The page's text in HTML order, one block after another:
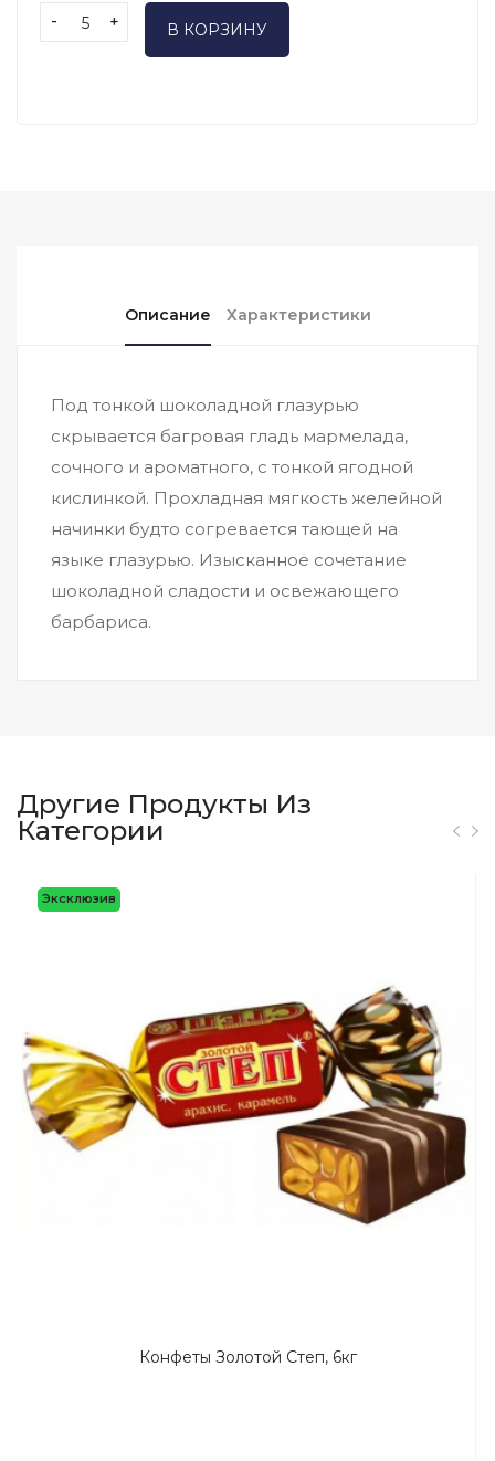
- + В КОРЗИНУ
Описание Характеристики
Под тонкой шоколадной глазурью
скрывается багровая гладь мармелада,
сочного и ароматного, с тонкой ягодной
кислинкой. Прохладная мягкость желейной
начинки будто согревается тающей на
языке глазурью. Изысканное сочетание
шоколадной сладости и освежающего
барбариса.
Другие Продукты Из
Категории
Эксклюзив
Конфеты Золотой Степ, 6кг